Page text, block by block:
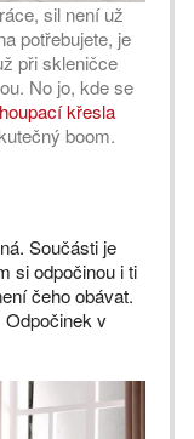
sil není už
potřebujete, je
při skleničce
No jo, kde se
křesla
boom.
Součásti je
si odpočinou i ti
čeho obávat.
Odpočinek v